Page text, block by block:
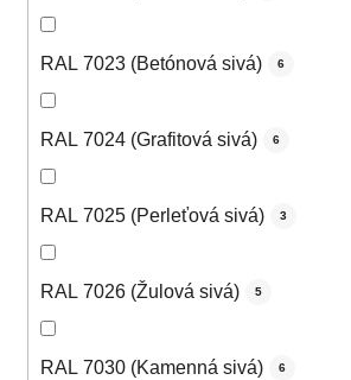
RAL 7023 (Betónová sivá) 6
RAL 7024 (Grafitová sivá) 6
RAL 7025 (Perleťová sivá) 3
RAL 7026 (Žulová sivá) 5
RAL 7030 (Kamenná sivá) 6